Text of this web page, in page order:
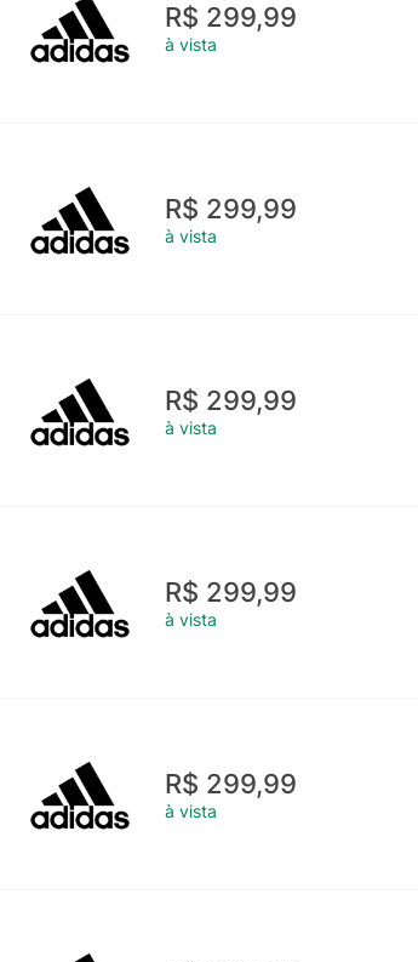
R$ 299,99
à vista
R$ 299,99
à vista
R$ 299,99
à vista
R$ 299,99
à vista
R$ 299,99
à vista